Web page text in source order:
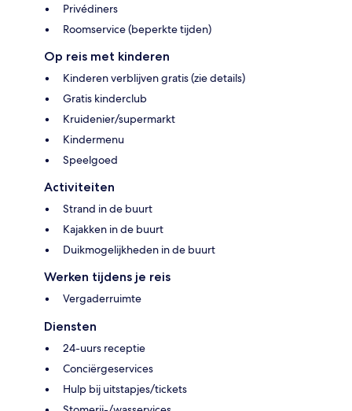
Privédiners
Roomservice (beperkte tijden)
Op reis met kinderen
Kinderen verblijven gratis (zie details)
Gratis kinderclub
Kruidenier/supermarkt
Kindermenu
Speelgoed
Activiteiten
Strand in de buurt
Kajakken in de buurt
Duikmogelijkheden in de buurt
Werken tijdens je reis
Vergaderruimte
Diensten
24-uurs receptie
Conciërgeservices
Hulp bij uitstapjes/tickets